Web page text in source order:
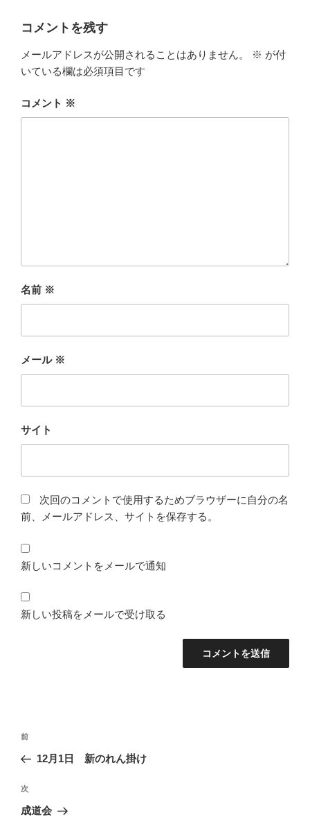
コメントを残す
メールアドレスが公開されることはありません。 ※ が付
いている欄は必須項目です
コメント ※
名前 ※
メール ※
サイト
次回のコメントで使用するためブラウザーに自分の名
前、メールアドレス、サイトを保存する。
新しいコメントをメールで通知
新しい投稿をメールで受け取る
稿
ナ
ゲ
ー
前
の
稿
前
12月1日 新のれん掛け
次
の
次
成道会